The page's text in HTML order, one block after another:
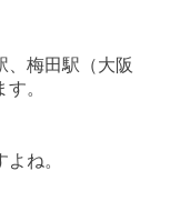
、梅田駅（大阪
。
ね。